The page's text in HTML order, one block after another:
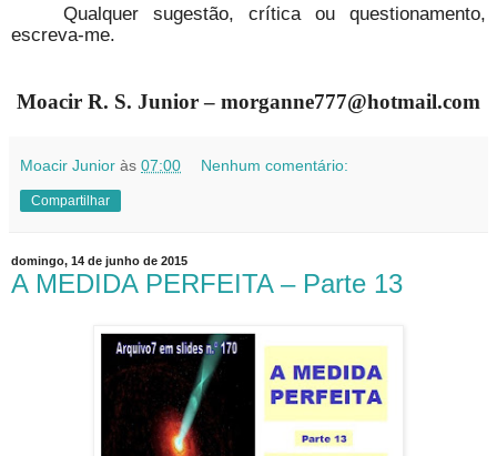
Qualquer sugestão, crítica ou questionamento,
escreva-me.
Moacir R. S. Junior – morganne777@hotmail.com
Moacir Junior às 07:00 Nenhum comentário:
Compartilhar
domingo, 14 de junho de 2015
A MEDIDA PERFEITA – Parte 13